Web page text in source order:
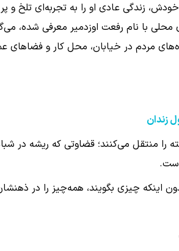
زندگی عادی او را به تجربه‌ای تلخ
با نام رفعت اوزدمیر معرفی شده،
مردم در خیابان، محل کار و فضاهای
زندان
را منتقل می‌کنند؛ قضاوتی که ریشه در
اینکه چیزی بگویند، همه‌چیز را در